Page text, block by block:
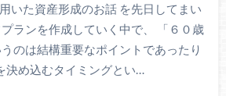
いた資産形成のお話 を先日してまい
ランを作成していく中で、 「６０歳
のは結構重要なポイントであったり
決め込むタイミングとい…